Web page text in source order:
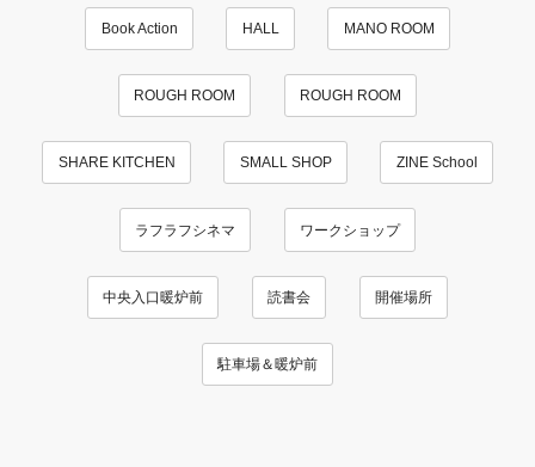
Book Action HALL MANO ROOM
ROUGH ROOM ROUGH ROOM
SHARE KITCHEN SMALL SHOP ZINE School
ラフラフシネマ ワークショップ
中央入口暖炉前 読書会 開催場所
駐車場＆暖炉前